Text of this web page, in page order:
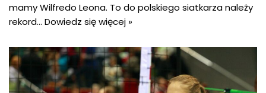
mamy Wilfredo Leona. To do polskiego siatkarza należy
rekord… Dowiedz się więcej »